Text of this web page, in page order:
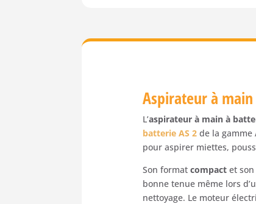
Aspirateur à main
L’aspirateur à main à
batterie AS 2 de la gamme
pour aspirer miettes,
Son formatcompact et
bonne tenue même lors
nettoyage. Le moteur